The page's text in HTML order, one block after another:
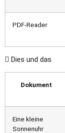
PDF-Reader
Dies und das
Dokument
Eine kleine
Sonnenuhr